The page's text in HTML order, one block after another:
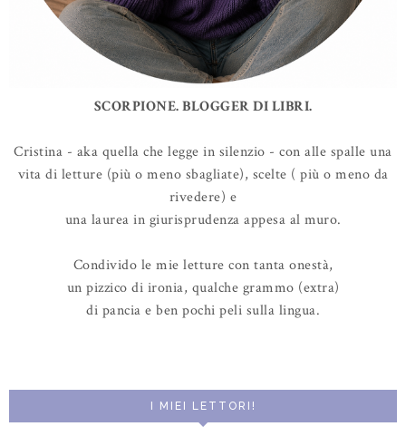
SCORPIONE. BLOGGER DI LIBRI.
Cristina - aka quella che legge in silenzio - con alle spalle una
vita di letture (più o meno sbagliate), scelte ( più o meno da
rivedere) e
una laurea in giurisprudenza appesa al muro.
Condivido le mie letture con tanta onestà,
un pizzico di ironia, qualche grammo (extra)
di pancia e ben pochi peli sulla lingua.
I MIEI LETTORI!